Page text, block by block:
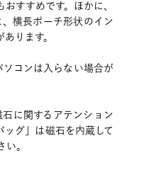
すすめです。ほかに、
横長ポーチ形状のイン
ります。
コンは入らない場合が
に関するアテンション
グ」は磁石を内蔵して
い。